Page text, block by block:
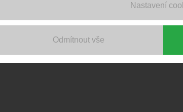
Nastavení
Odmítnout vše